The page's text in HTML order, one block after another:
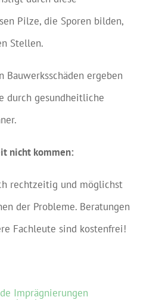
Pilze, die Sporen bilden,
Stellen.
Bauwerksschäden ergeben
durch gesundheitliche
nicht kommen:
rechtzeitig und möglichst
der Probleme. Beratungen
Fachleute sind kostenfrei!
Imprägnierungen